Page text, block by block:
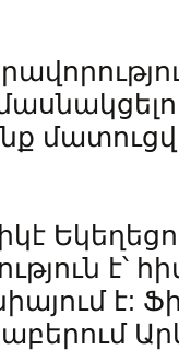
է՝
է: